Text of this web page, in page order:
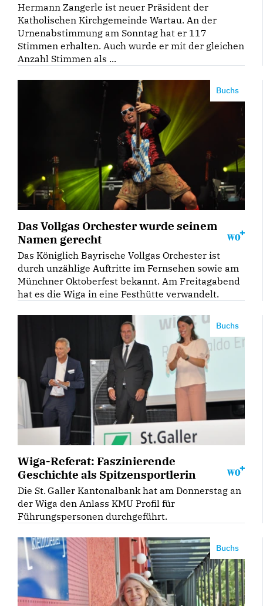
Hermann Zangerle ist neuer Präsident der
Katholischen Kirchgemeinde Wartau. An der
Urnenabstimmung am Sonntag hat er 117
Stimmen erhalten. Auch wurde er mit der gleichen
Anzahl Stimmen als ...
Buchs
Das Vollgas Orchester wurde seinem
Namen gerecht
Das Königlich Bayrische Vollgas Orchester ist
durch unzählige Auftritte im Fernsehen sowie am
Münchner Oktoberfest bekannt. Am Freitagabend
hat es die Wiga in eine Festhütte verwandelt.
Buchs
Wiga-Referat: Faszinierende
Geschichte als Spitzensportlerin
Die St. Galler Kantonalbank hat am Donnerstag an
der Wiga den Anlass KMU Profil für
Führungspersonen durchgeführt.
Buchs